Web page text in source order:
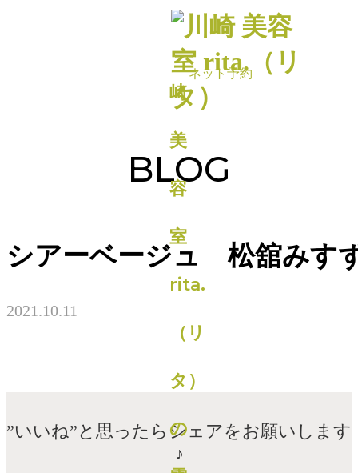
BLOG
シアーベージュ 松舘みす
2021.10.11
”いいね”と思ったらシェアをお願いします
♪